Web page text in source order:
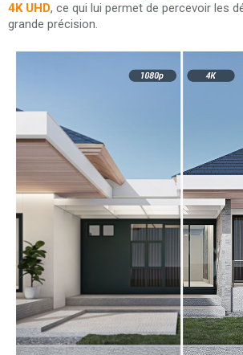
4K UHD, ce qui lui permet de percevoir les
grande précision.